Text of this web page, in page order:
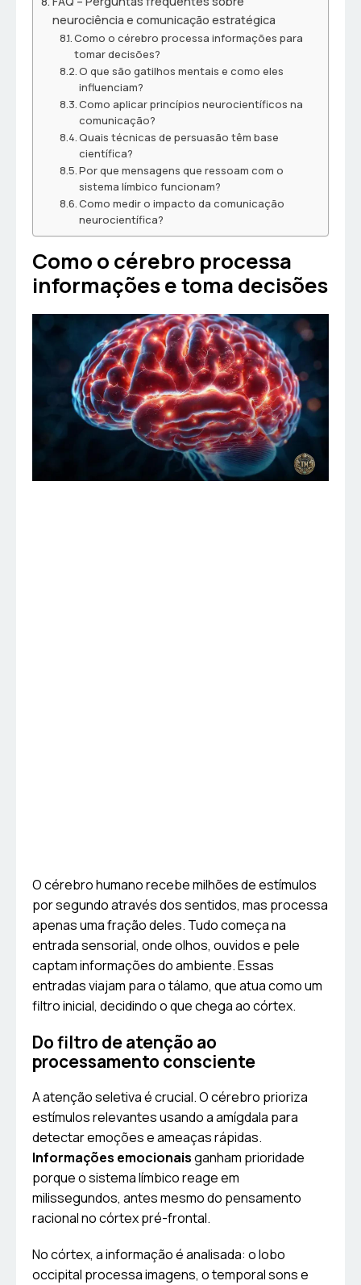
neurociência e comunicação estratégica
Como o cérebro processa informações para
tomar decisões?
O que são gatilhos mentais e como eles
influenciam?
Como aplicar princípios neurocientíficos na
comunicação?
Quais técnicas de persuasão têm base
científica?
Por que mensagens que ressoam com o
sistema límbico funcionam?
Como medir o impacto da comunicação
neurocientífica?
Como o cérebro processa
informações e toma decisões
O cérebro humano recebe milhões de estímulos
por segundo através dos sentidos, mas processa
apenas uma fração deles. Tudo começa na
entrada sensorial, onde olhos, ouvidos e pele
captam informações do ambiente. Essas
entradas viajam para o tálamo, que atua como um
filtro inicial, decidindo o que chega ao córtex.
Do filtro de atenção ao
processamento consciente
A atenção seletiva é crucial. O cérebro prioriza
estímulos relevantes usando a amígdala para
detectar emoções e ameaças rápidas.
Informações emocionaisganham prioridade
porque o sistema límbico reage em
milissegundos, antes mesmo do pensamento
racional no córtex pré-frontal.
No córtex, a informação é analisada: o lobo
occipital processa imagens, o temporal sons e